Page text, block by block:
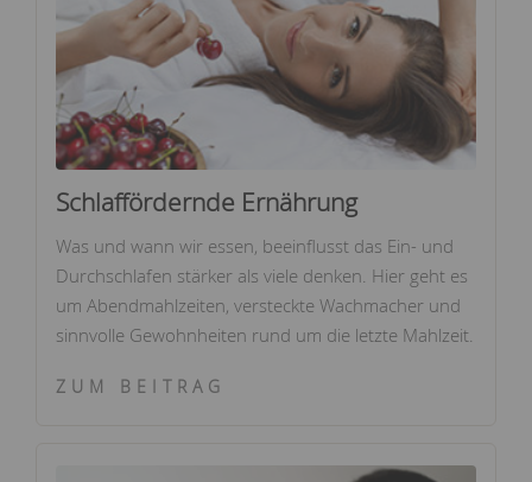
Schlaffördernde Ernährung
Was und wann wir essen, beeinflusst das Ein- und
Durchschlafen stärker als viele denken. Hier geht es
um Abendmahlzeiten, versteckte Wachmacher und
sinnvolle Gewohnheiten rund um die letzte Mahlzeit.
ZUM BEITRAG